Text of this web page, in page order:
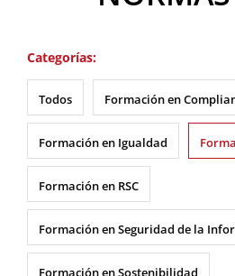
Categorías:
Todos Formación en
Formación en Igualdad
Formación en RSC
Formación en Seguridad de la
Formación en Sostenibilidad